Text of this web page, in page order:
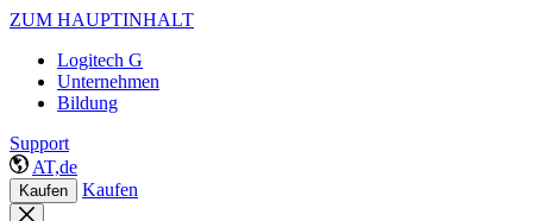
ZUM HAUPTINHALT
Logitech G
Unternehmen
Bildung
Support
AT,de
Kaufen Kaufen